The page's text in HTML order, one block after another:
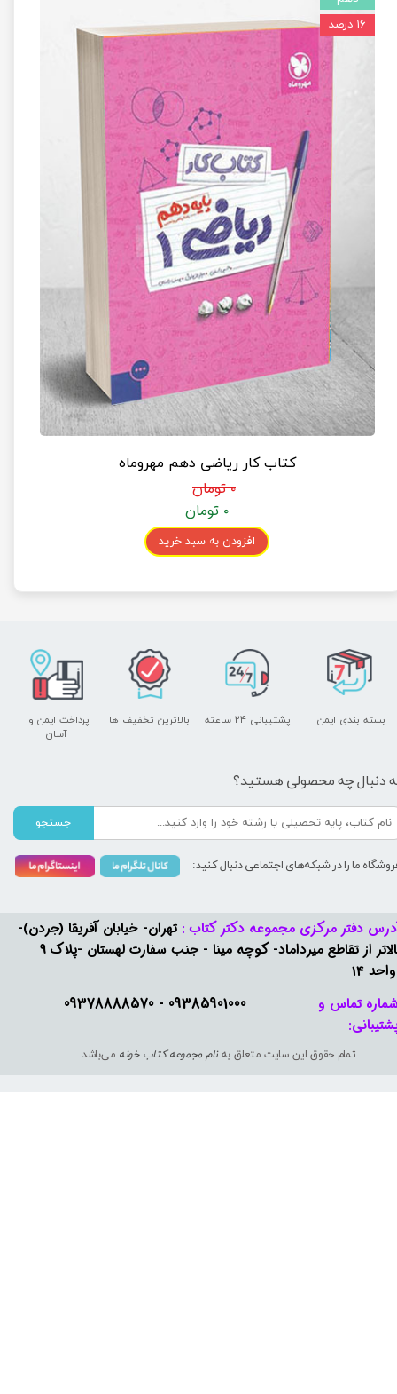
کتاب کار ریاضی دهم مهروماه
۰ تومان
۰ تومان
افزودن به سبد خرید
۱۶ درصد
09385901000 - 09378888570​​​​​​​
دفتر مرکزی مجموعه دکتر کتاب : تهران- خیابان آفریقا (جردن)-
بالاتر از تقاطع میرداماد- کوچه مینا - جنب سفارت لهستان -پلاک 9
14
تمام حقوق این سایت متعلق بهنام مجموعه کتاب خونه می‌باشد.
تماس و
پشتیبانی ۲۴ ساعته
پرداخت ایمن و ​​​​​​​
آسان
بسته بندی ایمن بالاترین تخفیف ها
دنبال چه محصولی هستید؟
جستجو
ما را در شبکه‌های اجتماعی دنبال کنید: